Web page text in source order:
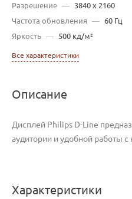
Разрешение —
3840 x 2160
Частота обновления
— 60 Гц
Яркость — 500 кд/м²
Все характеристики
Описание
Дисплей Philips D-Line
аудитории и удобной работы с
Характеристики